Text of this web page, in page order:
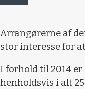
Arrangørerne af
stor interesse for
I forhold til 2014
henholdsvis i alt